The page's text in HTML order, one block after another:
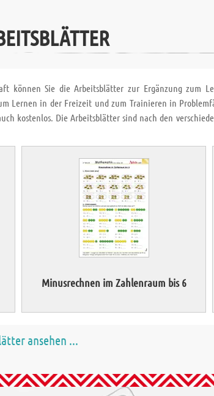
können Sie die Arbeitsblätter zur Ergänzung zum
Lernen in der Freizeit und zum Trainieren in
kostenlos. Die Arbeitsblätter sind nach den
Minusrechnen im Zahlenraum bis 6
ansehen ...